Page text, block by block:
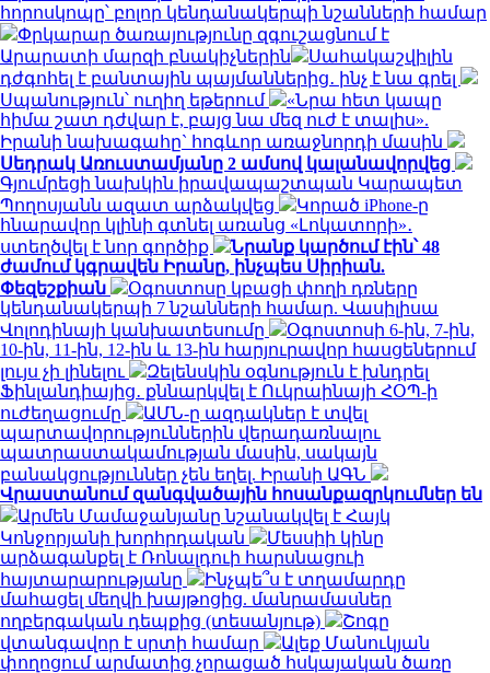
հորոսկոպը՝ բոլոր կենդանակերպի նշանների համար
Փրկարար ծառայությունը զգուշացնում է
Արարատի մարզի բնակիչներին
Սահակաշվիլին
դժգոհել է բանտային պայմաններից․ ինչ է նա գրել
Սպանություն՝ ուղիղ եթերում
«Նրա հետ կապը
հիմա շատ դժվար է, բայց նա մեզ ուժ է տալիս».
Իրանի նախագահը` հոգևոր առաջնորդի մասին
Սեդրակ Առուստամյանը 2 ամսով կալանավորվեց
Գյումրեցի նախկին իրավապաշտպան Կարապետ
Պողոսյանն ազատ արձակվեց
Կորած iPhone-ը
հնարավոր կլինի գտնել առանց «Լոկատորի»․
ստեղծվել է նոր գործիք
Նրանք կարծում էին՝ 48
ժամում կգրավեն Իրանը, ինչպես Սիրիան.
Փեզեշքիան
Օգոստոսը կբացի փողի դռները
կենդանակերպի 7 նշանների համար. Վասիլիսա
Վոլոդինայի կանխատեսումը
Օգոստոսի 6-ին, 7-ին,
10-ին, 11-ին, 12-ին և 13-ին հարյուրավոր հասցեներում
լույս չի լինելու
Զելենսկին օգնություն է խնդրել
Ֆինլանդիայից․ քննարկվել է Ուկրաինայի ՀՕՊ-ի
ուժեղացումը
ԱՄՆ-ը ազդակներ է տվել
պարտավորություններին վերադառնալու
պատրաստակամության մասին, սակայն
բանակցություններ չեն եղել. Իրանի ԱԳՆ
Վրաստանում զանգվածային հոսանքազրկումներ են
Արմեն Մամաջանյանը նշանակվել է Հայկ
Կոնջորյանի խորհրդական
Մեսսիի կինը
արձագանքել է Ռոնալդուի հարսնացուի
հայտարարությանը
Ինչպե՞ս է տղամարդը
մահացել մեղվի խայթոցից. մանրամասներ
ողբերգական դեպքից (տեսանյութ)
Շոգը
վտանգավոր է սրտի համար
Ալեք Մանուկյան
փողոցում արմատից չորացած հսկայական ծառը